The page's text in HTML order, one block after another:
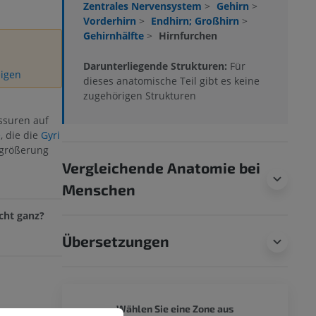
auf
, die die Gyri
ganz?
of the dog,
Zentrales Nervensystem > Gehirn >
Vorderhirn > Endhirn; Großhirn >
Gehirnhälfte > Hirnfurchen
Darunterliegende Strukturen: Für
dieses anatomische Teil gibt es keine
zugehörigen Strukturen
Vergleichende Anatomie bei
Menschen
Übersetzungen
Wählen Sie eine Zone aus